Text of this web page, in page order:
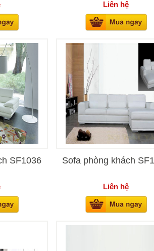
Liên hệ
SF1036 Sofa phòng khách
Liên hệ